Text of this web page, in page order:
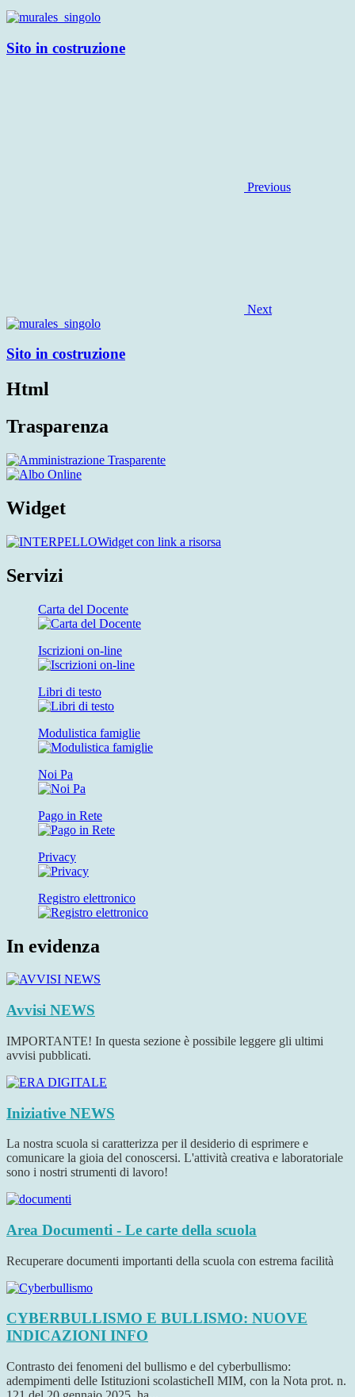
Sito in costruzione
Previous
Next
Sito in costruzione
Html
Trasparenza
Widget
Widget con link a risorsa
Servizi
Carta del Docente
Iscrizioni on-line
Libri di testo
Modulistica famiglie
Noi Pa
Pago in Rete
Privacy
Registro elettronico
In evidenza
Avvisi NEWS
IMPORTANTE! In questa sezione è possibile leggere gli ultimi
avvisi pubblicati.
Iniziative NEWS
La nostra scuola si caratterizza per il desiderio di esprimere e
comunicare la gioia del conoscersi. L'attività creativa e laboratoriale
sono i nostri strumenti di lavoro!
Area Documenti - Le carte della scuola
Recuperare documenti importanti della scuola con estrema facilità
CYBERBULLISMO E BULLISMO: NUOVE
INDICAZIONI INFO
Contrasto dei fenomeni del bullismo e del cyberbullismo:
adempimenti delle Istituzioni scolasticheIl MIM, con la Nota prot. n.